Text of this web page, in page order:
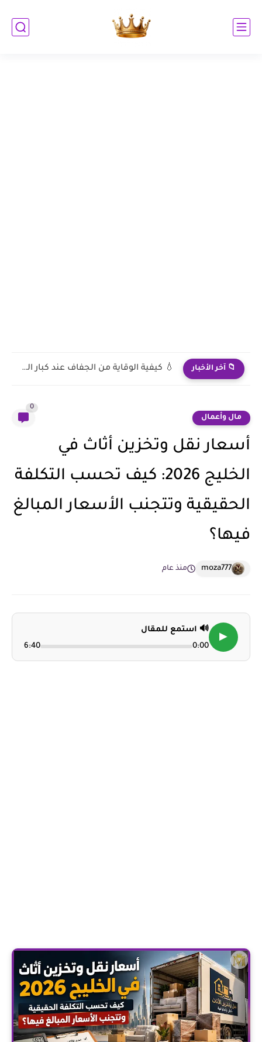
📁 آخر الأخبار 💧 كيفية الوقاية من الجفاف عند كبار السن
مال وأعمال
0
أسعار نقل وتخزين أثاث في
الخليج 2026: كيف تحسب التكلفة
الحقيقية وتتجنب الأسعار المبالغ
فيها؟
moza777 منذ عام
▶
🔊 استمع للمقال
0:00
6:40